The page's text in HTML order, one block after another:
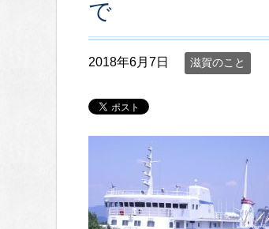
で
2018年6月7日 滋賀のこと